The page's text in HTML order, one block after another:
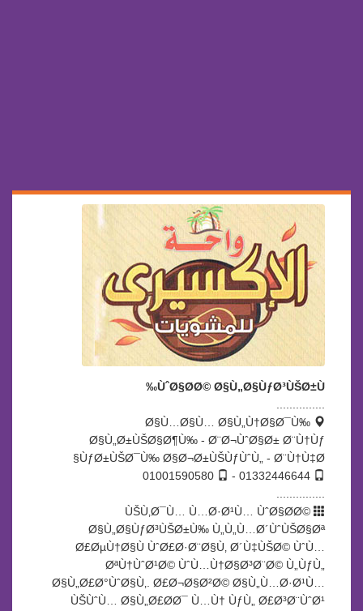
ÙˆØ§Ø­Ø© Ø§Ù„Ø§ÙƒØ³ÙŠØ±Ù‰
Ø§Ù…Ø§Ù… Ø§Ù„Ù†Ø§Ø¯Ù‰
Ø§Ù„Ø±ÙŠØ§Ø¶Ù‰ - Ø¨Ø¬ÙˆØ§Ø± Ø¨Ù†Ùƒ
ÙƒØ±ÙŠØ¯Ù‰ Ø§Ø¬Ø±ÙŠÙƒÙˆÙ„ - Ø¨Ù†Ù‡Ø§
ÙŠÙ‚Ø¯Ù… Ù…Ø·Ø¹Ù… ÙˆØ§Ø­Ø©
Ø§Ù„Ø§ÙƒØ³ÙŠØ±Ù‰ Ù„Ù„Ù…Ø´ÙˆÙŠØ§Øª
Ø£ØµÙ†Ø§Ù ÙˆØ£Ø·Ø¨Ø§Ù‚ Ø´Ù‡ÙŠØ© ÙˆÙ…
ØªÙ†ÙˆØ¹Ø© ÙˆÙ…Ù†Ø§Ø³Ø¨Ø© Ù„ÙƒÙ„
Ø§Ù„Ø£Ø°ÙˆØ§Ù‚. Ø£Ø¬Ø§Ø²Ø© Ø§Ù„Ù…Ø·Ø¹Ù…
ÙŠÙˆÙ… Ø§Ù„Ø£Ø­Ø¯ Ù…Ù† ÙƒÙ„ Ø£Ø³Ø¨ÙˆØ¹